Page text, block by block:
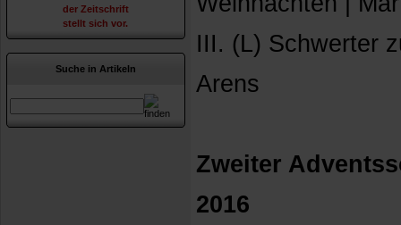
der Zeitschrift
stellt sich vor.
Suche in Artikeln
III. (L) Schwerter
Arens
Zweiter
2016